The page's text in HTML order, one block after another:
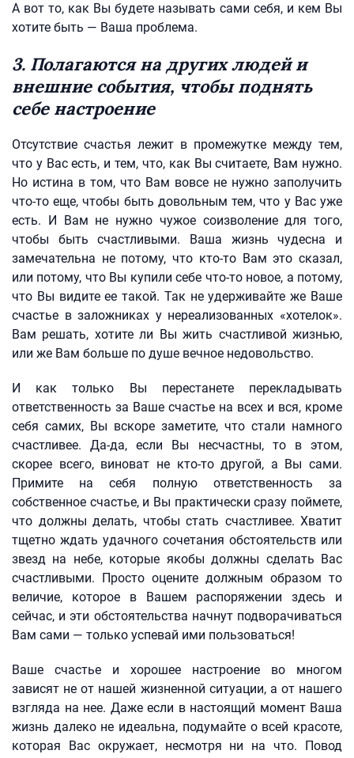
А вот то, как Вы будете называть сами себя, и кем Вы
хотите быть — Ваша проблема.
3. Полагаются на других людей и
внешние события, чтобы поднять
себе настроение
Отсутствие счастья лежит в промежутке между тем,
что у Вас есть, и тем, что, как Вы считаете, Вам нужно.
Но истина в том, что Вам вовсе не нужно заполучить
что-то еще, чтобы быть довольным тем, что у Вас уже
есть. И Вам не нужно чужое соизволение для того,
чтобы быть счастливыми. Ваша жизнь чудесна и
замечательна не потому, что кто-то Вам это сказал,
или потому, что Вы купили себе что-то новое, а потому,
что Вы видите ее такой. Так не удерживайте же Ваше
счастье в заложниках у нереализованных «хотелок».
Вам решать, хотите ли Вы жить счастливой жизнью,
или же Вам больше по душе вечное недовольство.
И как только Вы перестанете перекладывать
ответственность за Ваше счастье на всех и вся, кроме
себя самих, Вы вскоре заметите, что стали намного
счастливее. Да-да, если Вы несчастны, то в этом,
скорее всего, виноват не кто-то другой, а Вы сами.
Примите на себя полную ответственность за
собственное счастье, и Вы практически сразу поймете,
что должны делать, чтобы стать счастливее. Хватит
тщетно ждать удачного сочетания обстоятельств или
звезд на небе, которые якобы должны сделать Вас
счастливыми. Просто оцените должным образом то
величие, которое в Вашем распоряжении здесь и
сейчас, и эти обстоятельства начнут подворачиваться
Вам сами — только успевай ими пользоваться!
Ваше счастье и хорошее настроение во многом
зависят не от нашей жизненной ситуации, а от нашего
взгляда на нее. Даже если в настоящий момент Ваша
жизнь далеко не идеальна, подумайте о всей красоте,
которая Вас окружает, несмотря ни на что. Повод